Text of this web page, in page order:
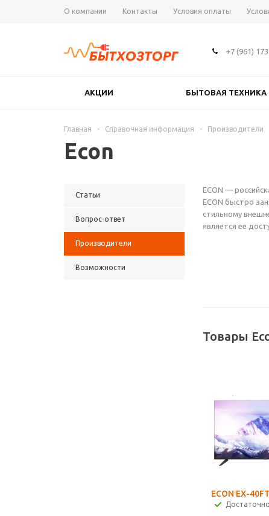
О компании Контакты Условия оплаты
+7 (961)
АКЦИИ БЫТОВАЯ ТЕХНИКА
Главная - Справочная информация - Производители
Econ
Статьи
Вопрос-ответ
Производители
Возможности
ECON —
ECON быстро
стильному
является ее
Товары
ECON EX-
Достаточно